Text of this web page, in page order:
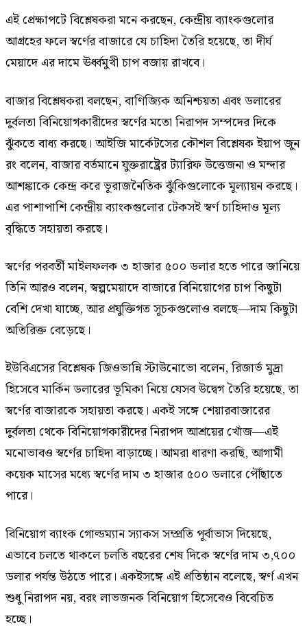
এই প্রেক্ষাপটে বিশ্লেষকরা মনে করছেন, কেন্দ্রীয় ব্যাংকগুলোর
আগ্রহের ফলে স্বর্ণের বাজারে যে চাহিদা তৈরি হয়েছে, তা দীর্ঘ
মেয়াদে এর দামে ঊর্ধ্বমুখী চাপ বজায় রাখবে।
বাজার বিশ্লেষকরা বলছেন, বাণিজ্যিক অনিশ্চয়তা এবং ডলারের
দুর্বলতা বিনিয়োগকারীদের স্বর্ণের মতো নিরাপদ সম্পদের দিকে
ঝুঁকতে বাধ্য করছে। আইজি মার্কেটসের কৌশল বিশ্লেষক ইয়াপ জুন
রং বলেন, বাজার বর্তমানে যুক্তরাষ্ট্রের ট্যারিফ উত্তেজনা ও মন্দার
আশঙ্কাকে কেন্দ্র করে ভূরাজনৈতিক ঝুঁকিগুলোকে মূল্যায়ন করছে।
এর পাশাপাশি কেন্দ্রীয় ব্যাংকগুলোর টেকসই স্বর্ণ চাহিদাও মূল্য
বৃদ্ধিতে সহায়তা করছে।
স্বর্ণের পরবর্তী মাইলফলক ৩ হাজার ৫০০ ডলার হতে পারে জানিয়ে
তিনি আরও বলেন, স্বল্পমেয়াদে বাজারে বিনিয়োগের চাপ কিছুটা
বেশি দেখা যাচ্ছে, আর প্রযুক্তিগত সূচকগুলোও বলছে—দাম কিছুটা
অতিরিক্ত বেড়েছে।
ইউবিএসের বিশ্লেষক জিওভান্নি স্টাউনোভো বলেন, রিজার্ভ মুদ্রা
হিসেবে মার্কিন ডলারের ভূমিকা নিয়ে যেসব উদ্বেগ তৈরি হয়েছে, তা
স্বর্ণের বাজারকে সহায়তা করছে। একই সঙ্গে শেয়ারবাজারের
দুর্বলতা থেকে বিনিয়োগকারীদের নিরাপদ আশ্রয়ের খোঁজ—এই
মনোভাবও স্বর্ণের চাহিদা বাড়াচ্ছে। আমরা ধারণা করছি, আগামী
কয়েক মাসের মধ্যে স্বর্ণের দাম ৩ হাজার ৫০০ ডলারে পৌঁছাতে
পারে।
বিনিয়োগ ব্যাংক গোল্ডম্যান স্যাকস সম্প্রতি পূর্বাভাস দিয়েছে,
এভাবে চলতে থাকলে চলতি বছরের শেষ দিকে স্বর্ণের দাম ৩,৭০০
ডলার পর্যন্ত উঠতে পারে। একইসঙ্গে এই প্রতিষ্ঠান বলেছে, স্বর্ণ এখন
শুধু নিরাপদ নয়, বরং লাভজনক বিনিয়োগ হিসেবেও বিবেচিত
হচ্ছে।